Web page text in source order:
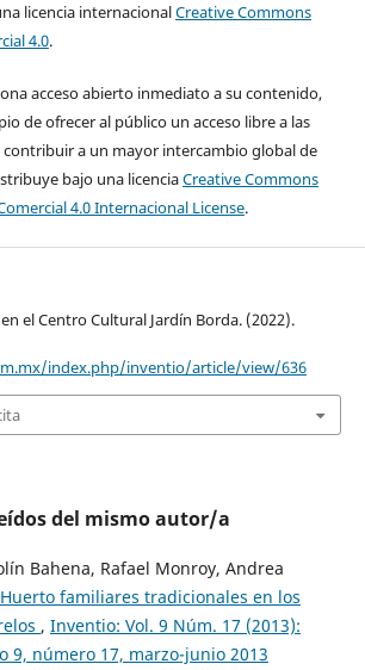
licencia internacionalCreative Commons
4.0.
acceso abierto inmediato a su contenido,
de ofrecer al público un acceso libre a las
contribuir a un mayor intercambio global de
bajo una licenciaCreative Commons
4.0 Internacional License.
el Centro Cultural Jardín Borda. (2022).
index.php/inventio/article/view/636
del mismo autor/a
Bahena, Rafael Monroy, Andrea
Huerto familiares tradicionales en los
, Inventio: Vol. 9 Núm. 17 (2013):
9, número 17, marzo-junio 2013